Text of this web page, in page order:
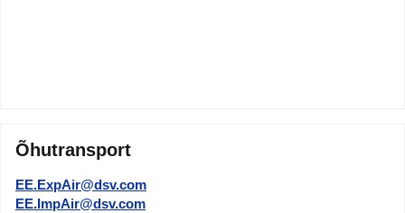
Õhutransport
EE.ExpAir@dsv.com
EE.ImpAir@dsv.com